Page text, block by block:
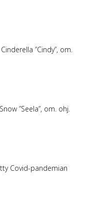
”Cindy”, om.
”Seela”, om. ohj.
Covid-pandemian